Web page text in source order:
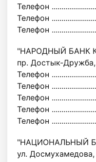
Телефон
Телефон
Телефон
"НАРОДНЫЙ БАНК
пр. Достык-Дружба,
Телефон
Телефон
Телефон
Телефон
Телефон
"НАЦИОНАЛЬНЫЙ
ул. Досмухамедова,